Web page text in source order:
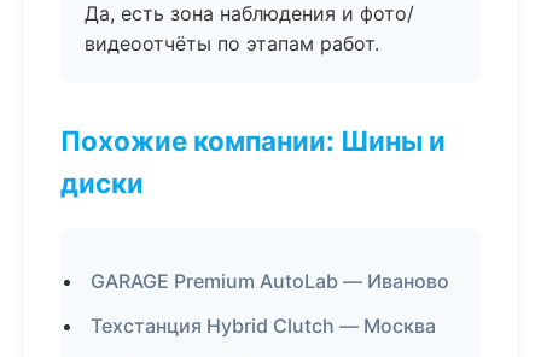
Да, есть зона наблюдения и фото/
видеоотчёты по этапам работ.
Похожие компании: Шины и
диски
GARAGE Premium AutoLab — Иваново
Техстанция Hybrid Clutch — Москва